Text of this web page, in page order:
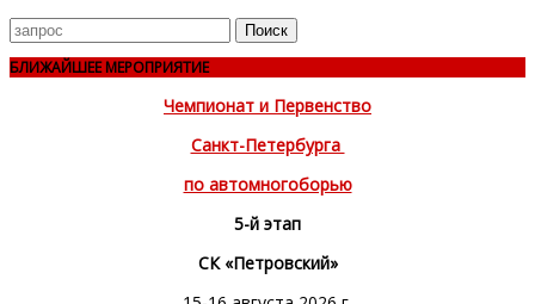
Поиск
для
БЛИЖАЙШЕЕ МЕРОПРИЯТИЕ
Чемпионат и Первенство
Санкт-Петербурга
по автомногоборью
5-й этап
СК «Петровский»